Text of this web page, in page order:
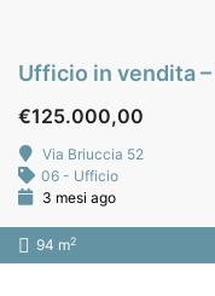
€125.000,00
Via Briuccia 52
06 - Ufficio
3 mesi ago
94 m2